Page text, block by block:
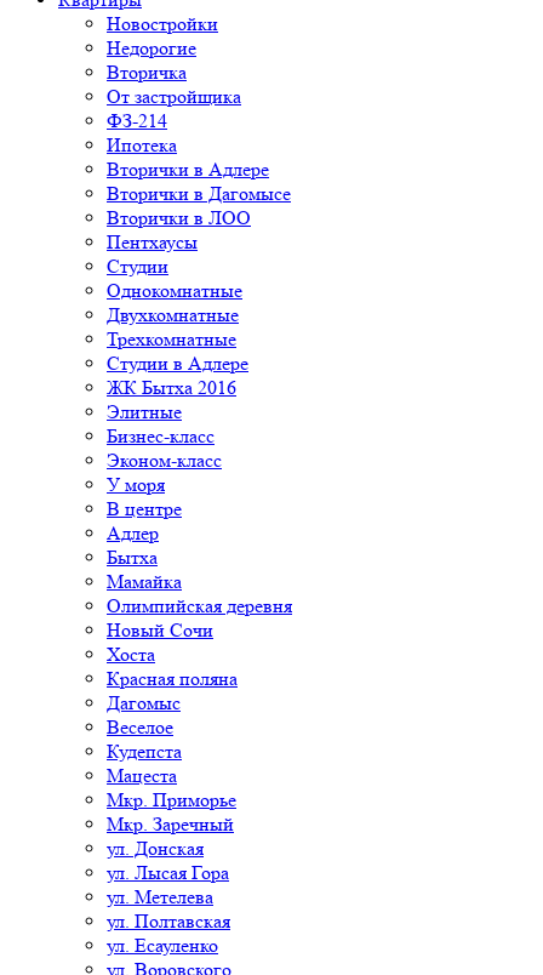
Новостройки
Недорогие
Вторичка
От застройщика
ФЗ-214
Ипотека
Вторички в Адлере
Вторички в Дагомысе
Вторички в ЛОО
Пентхаусы
Студии
Однокомнатные
Двухкомнатные
Трехкомнатные
Студии в Адлере
ЖК Бытха 2016
Элитные
Бизнес-класс
Эконом-класс
У моря
В центре
Адлер
Бытха
Мамайка
Олимпийская деревня
Новый Сочи
Хоста
Красная поляна
Дагомыс
Веселое
Кудепста
Мацеста
Мкр. Приморье
Мкр. Заречный
ул. Донская
ул. Лысая Гора
ул. Метелева
ул. Полтавская
ул. Есауленко
ул. Воровского